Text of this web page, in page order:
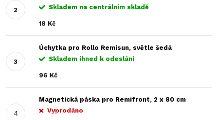
Skladem na centrálním skladě
18 Kč
Úchytka pro Rollo Remisun, světle šedá
Skladem ihned k odeslání
96 Kč
Magnetická páska pro Remifront, 2 x 80 cm
Vyprodáno